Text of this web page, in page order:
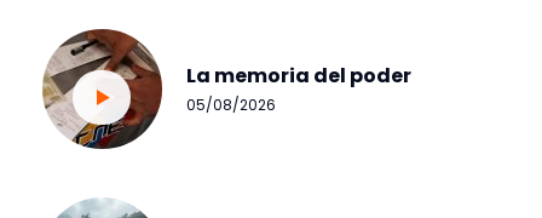
La memoria del poder
05/08/2026